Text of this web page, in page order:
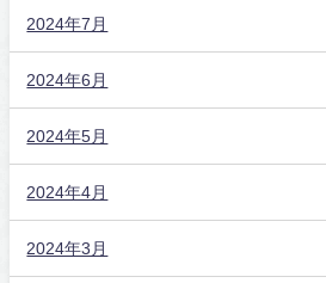
2024年7月
2024年6月
2024年5月
2024年4月
2024年3月